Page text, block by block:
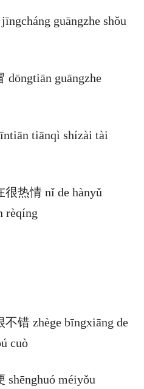
guāngzhe shǒu
guāngzhe
tiānqì shízài tài
热情 nǐ de hànyǔ
rèqíng
错 zhège bīngxiāng de
cuò
méiyǒu